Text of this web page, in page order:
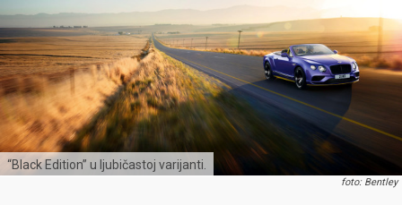
“Black Edition” u ljubičastoj varijanti.
foto: Bentley